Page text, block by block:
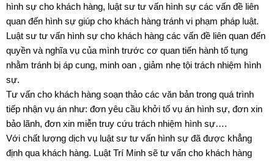
hình sự cho khách hàng, luật sư tư vấn hình sự các vấn đề liên
quan đến hình sự giúp cho khách hàng tránh vi phạm pháp luật.
Luật sư tư vấn hình sự cho khách hàng các vấn đề liên quan đến
quyền và nghĩa vụ của mình trước cơ quan tiến hành tố tụng
nhằm tránh bị áp cung, minh oan , giảm nhẹ tội trách nhiệm hình
sự.
Tư vấn cho khách hàng soạn thảo các văn bản trong quá trình
tiếp nhận vụ án như: đơn yêu cầu khởi tố vụ án hình sự, đơn xin
bảo lãnh, đơn xin miễn truy cứu trách nhiệm hình sự….
Với chất lượng dịch vụ luật sư tư vấn hình sự đã được khẳng
định qua khách hàng. Luật Trí Minh sẽ tư vấn cho khách hàng